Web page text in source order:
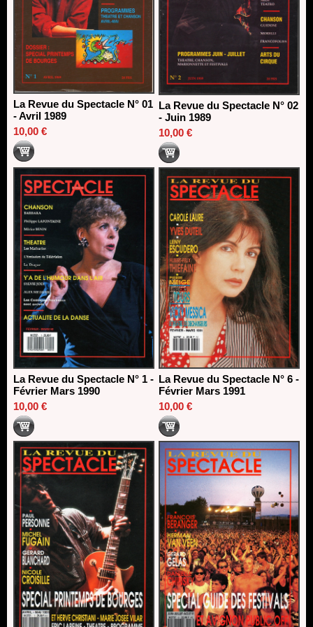
La Revue du Spectacle N° 01
- Avril 1989
10,00 €
La Revue du Spectacle N° 02
- Juin 1989
10,00 €
La Revue du Spectacle N° 1 -
Février Mars 1990
10,00 €
La Revue du Spectacle N° 6 -
Février Mars 1991
10,00 €